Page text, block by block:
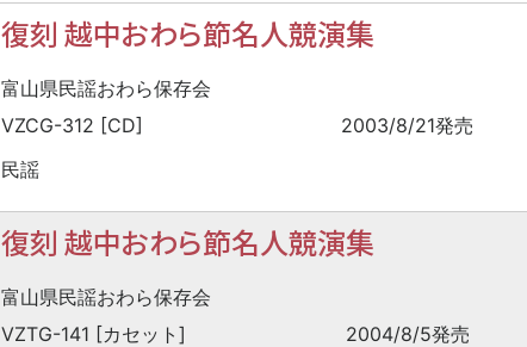
復刻 越中おわら節名人競演集
富山県民謡おわら保存会
VZCG-312 [CD]
2003/8/21発売
民謡
復刻 越中おわら節名人競演集
富山県民謡おわら保存会
VZTG-141 [カセット]
2004/8/5発売